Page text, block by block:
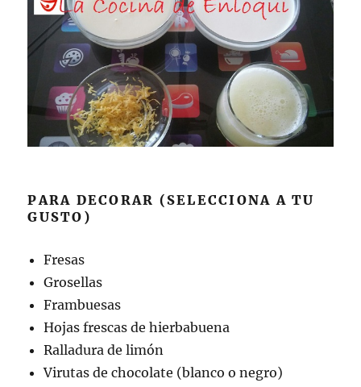
PARA DECORAR (SELECCIONA A TU
GUSTO)
Fresas
Grosellas
Frambuesas
Hojas frescas de hierbabuena
Ralladura de limón
Virutas de chocolate (blanco o negro)